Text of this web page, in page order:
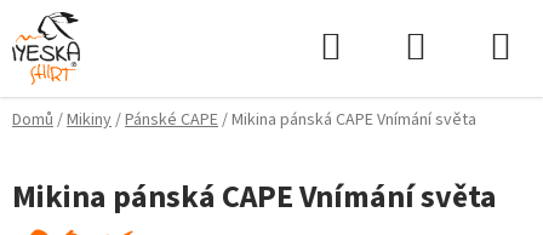
Přejít
na
obsah
Domů/Mikiny/Pánské CAPE/Mikina pánská CAPE Vnímání světa
Mikina pánská CAPE Vnímání světa